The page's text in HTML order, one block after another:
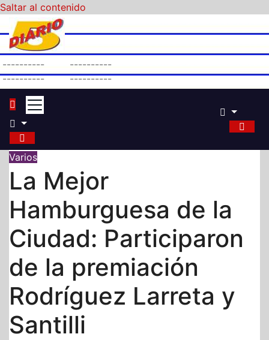
Saltar al contenido
----------
----------
----------
----------
Varios
La Mejor
Hamburguesa de la
Ciudad: Participaron
de la premiación
Rodríguez Larreta y
Santilli